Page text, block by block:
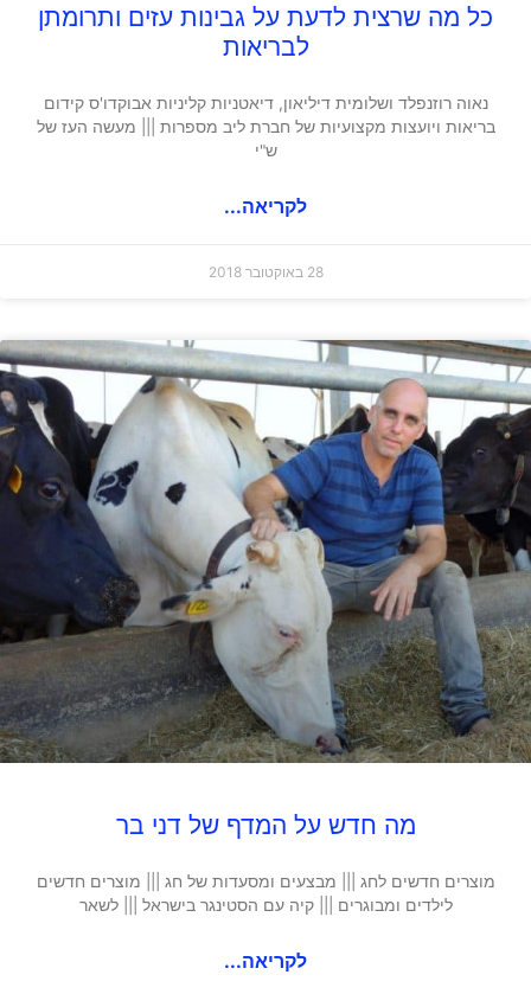
כל מה שרצית לדעת על גבינות עזים ותרומתן
לבריאות
נאוה רוזנפלד ושלומית דיליאון, דיאטניות קליניות אבוקדו'ס קידום
בריאות ויועצות מקצועיות של חברת ליב מספרות ||| מעשה העז של
ש"י
לקריאה...
28 באוקטובר 2018
מה חדש על המדף של דני בר
מוצרים חדשים לחג ||| מבצעים ומסעדות של חג ||| מוצרים חדשים
לילדים ומבוגרים ||| קיה עם הסטינגר בישראל ||| לשאר
לקריאה...